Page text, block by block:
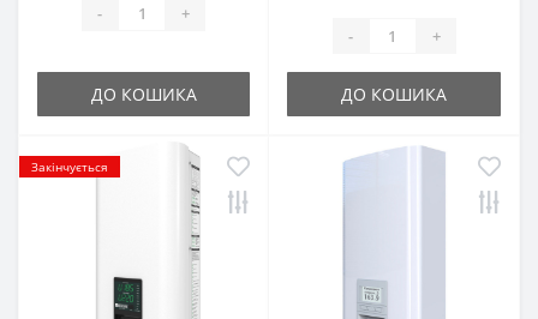
- +
ДО КОШИКА
- +
ДО КОШИКА
Закінчується